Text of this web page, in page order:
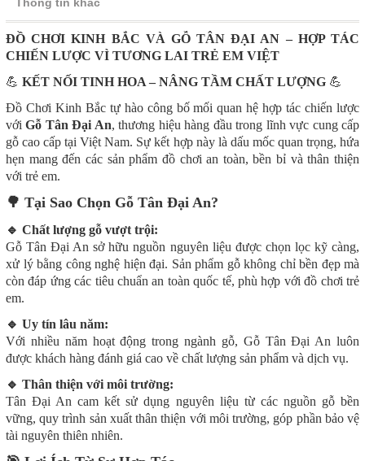
ĐỒ CHƠI KINH BẮC VÀ GỖ TÂN ĐẠI AN – HỢP TÁC
CHIẾN LƯỢC VÌ TƯƠNG LAI TRẺ EM VIỆT
💪 KẾT NỐI TINH HOA – NÂNG TẦM CHẤT LƯỢNG 💪
Đồ Chơi Kinh Bắc tự hào công bố mối quan hệ hợp tác chiến lược
vớiGỗ Tân Đại An, thương hiệu hàng đầu trong lĩnh vực cung cấp
gỗ cao cấp tại Việt Nam. Sự kết hợp này là dấu mốc quan trọng, hứa
hẹn mang đến các sản phẩm đồ chơi an toàn, bền bỉ và thân thiện
với trẻ em.
🌳 Tại Sao Chọn Gỗ Tân Đại An?
🔹 Chất lượng gỗ vượt trội:
Gỗ Tân Đại An sở hữu nguồn nguyên liệu được chọn lọc kỹ càng,
xử lý bằng công nghệ hiện đại. Sản phẩm gỗ không chỉ bền đẹp mà
còn đáp ứng các tiêu chuẩn an toàn quốc tế, phù hợp với đồ chơi trẻ
em.
🔹 Uy tín lâu năm:
Với nhiều năm hoạt động trong ngành gỗ, Gỗ Tân Đại An luôn
được khách hàng đánh giá cao về chất lượng sản phẩm và dịch vụ.
🔹 Thân thiện với môi trường:
Tân Đại An cam kết sử dụng nguyên liệu từ các nguồn gỗ bền
vững, quy trình sản xuất thân thiện với môi trường, góp phần bảo vệ
tài nguyên thiên nhiên.